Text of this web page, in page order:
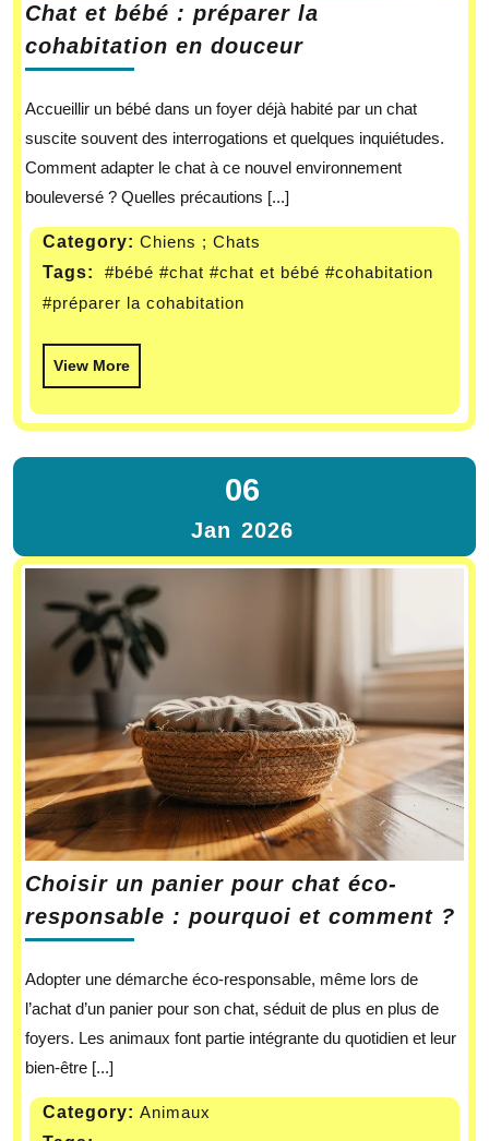
Chat et bébé : préparer la
cohabitation en douceur
Accueillir un bébé dans un foyer déjà habité par un chat
suscite souvent des interrogations et quelques inquiétudes.
Comment adapter le chat à ce nouvel environnement
bouleversé ? Quelles précautions [...]
Category: Chiens ; Chats
Tags:
#bébé #chat #chat et bébé #cohabitation
#préparer la cohabitation
View More
06
Jan 2026
Choisir un panier pour chat éco-
responsable : pourquoi et comment ?
Adopter une démarche éco-responsable, même lors de
l’achat d’un panier pour son chat, séduit de plus en plus de
foyers. Les animaux font partie intégrante du quotidien et leur
bien-être [...]
Category: Animaux